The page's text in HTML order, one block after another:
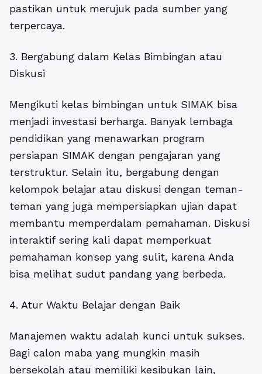
pastikan untuk merujuk pada sumber yang
terpercaya.
3. Bergabung dalam Kelas Bimbingan atau
Diskusi
Mengikuti kelas bimbingan untuk SIMAK bisa
menjadi investasi berharga. Banyak lembaga
pendidikan yang menawarkan program
persiapan SIMAK dengan pengajaran yang
terstruktur. Selain itu, bergabung dengan
kelompok belajar atau diskusi dengan teman-
teman yang juga mempersiapkan ujian dapat
membantu memperdalam pemahaman. Diskusi
interaktif sering kali dapat memperkuat
pemahaman konsep yang sulit, karena Anda
bisa melihat sudut pandang yang berbeda.
4. Atur Waktu Belajar dengan Baik
Manajemen waktu adalah kunci untuk sukses.
Bagi calon maba yang mungkin masih
bersekolah atau memiliki kesibukan lain,